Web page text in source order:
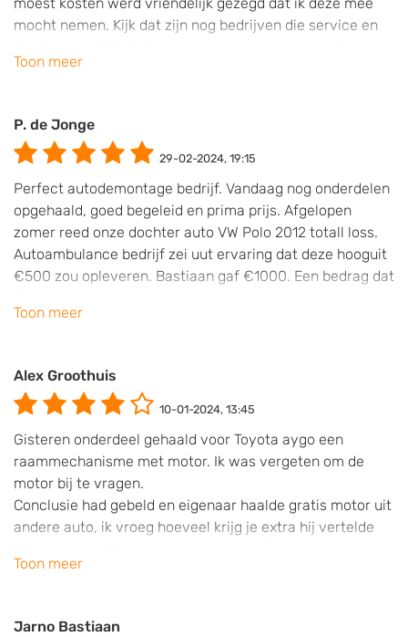
mocht nemen. Kijk dat zijn nog bedrijven die service en
bedankt en zeker tot een volgende keer.
Toon meer
P. de Jonge
29-02-2024, 19:15
Perfect autodemontage bedrijf. Vandaag nog onderdelen
opgehaald, goed begeleid en prima prijs. Afgelopen
zomer reed onze dochter auto VW Polo 2012 totall loss.
Autoambulance bedrijf zei uut ervaring dat deze hooguit
€500 zou opleveren. Bastiaan gaf €1000. Een bedrag dat
Toon meer
Alex Groothuis
10-01-2024, 13:45
Gisteren onderdeel gehaald voor Toyota aygo een
raammechanisme met motor. Ik was vergeten om de
motor bij te vragen.
Conclusie had gebeld en eigenaar haalde gratis motor uit
andere auto, ik vroeg hoeveel krijg je extra hij vertelde
👍👍👍super goed geholpen door deze mensen
Toon meer
Jarno Bastiaan